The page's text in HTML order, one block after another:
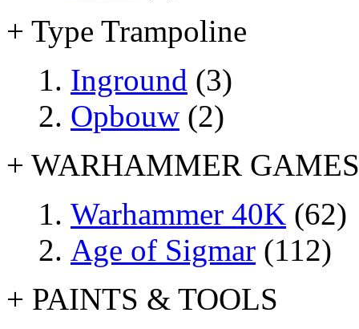
+ Type Trampoline
Inground (3)
Opbouw (2)
+ WARHAMMER GAMES
Warhammer 40K (62)
Age of Sigmar (112)
+ PAINTS & TOOLS